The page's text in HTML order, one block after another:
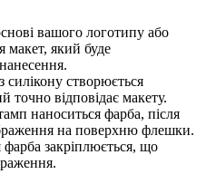
вашого логотипу або
макет, який буде
створюється
точно відповідає макету.
наноситься фарба, після
на поверхню флешки.
закріплюється, що